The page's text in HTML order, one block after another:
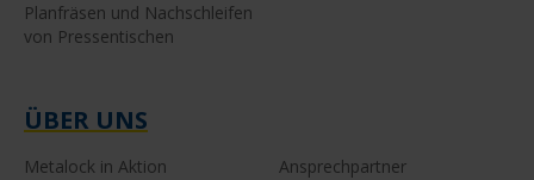
Planfräsen und Nachschleifen
von Pressentischen
ÜBER UNS
Metalock in Aktion
Ansprechpartner